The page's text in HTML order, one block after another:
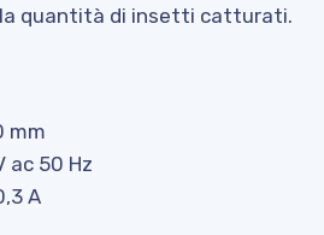
quantità di insetti catturati.
mm
ac 50 Hz
A